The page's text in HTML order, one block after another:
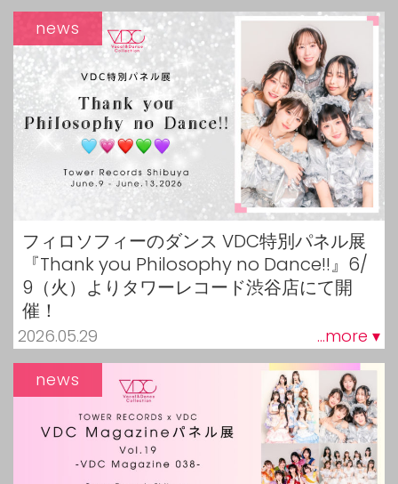
フィロソフィーのダンス VDC特別パネル展
『Thank you Philosophy no Dance!!』6/
9（火）よりタワーレコード渋谷店にて開
催！
2026.05.29 ...more ▾
news
news